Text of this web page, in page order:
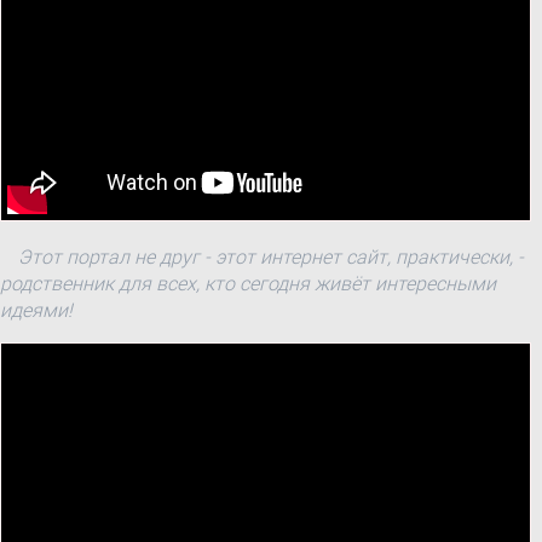
Этот портал не друг - этот интернет сайт, практически, -
родственник для всех, кто сегодня живёт интересными
идеями!